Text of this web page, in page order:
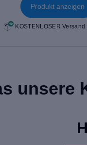
Produkt anzeigen
KOSTENLOSER Versand
unsere